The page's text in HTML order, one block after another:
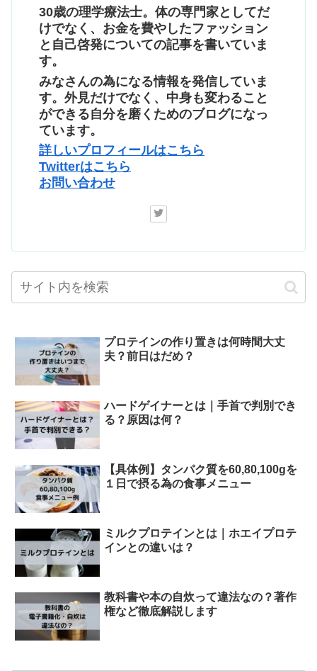
30歳の理学療法士。体の専門家としてだ
けでなく、お金を費やしたファッション
と自己啓発についての記事を書いていま
す。
みなさんの為になる情報を発信していま
す。外見だけでなく、中身も変わること
ができる自分を磨くためのブログになっ
ています。
詳しいプロフィールはこちら
Twitterはこちら
お問い合わせ
プロテインの作り置きは何時間大丈
夫？前日はだめ？
ハードゲイナーとは｜手首で判別でき
る？原因は何？
【具体例】タンパク質を60,80,100gを
１日で摂る為の食事メニュー
ミルクプロテインとは｜ホエイプロテ
インとの違いは？
教科書や本の自炊って違法なの？著作
権など徹底解説します